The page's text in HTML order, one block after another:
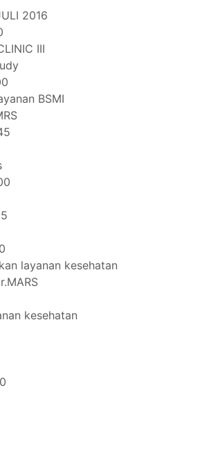
2016
III
BSMI
layanan kesehatan
kesehatan